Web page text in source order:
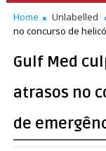
Home Unlabelled
no concurso de
Gulf Med
atrasos no
de